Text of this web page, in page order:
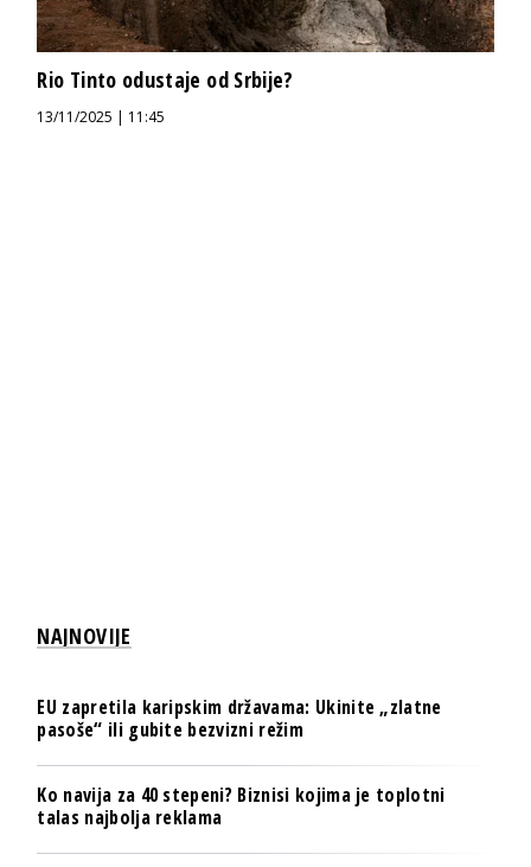
Rio Tinto odustaje od Srbije?
13/11/2025 | 11:45
NAJNOVIJE
EU zapretila karipskim državama: Ukinite „zlatne
pasoše“ ili gubite bezvizni režim
Ko navija za 40 stepeni? Biznisi kojima je toplotni
talas najbolja reklama